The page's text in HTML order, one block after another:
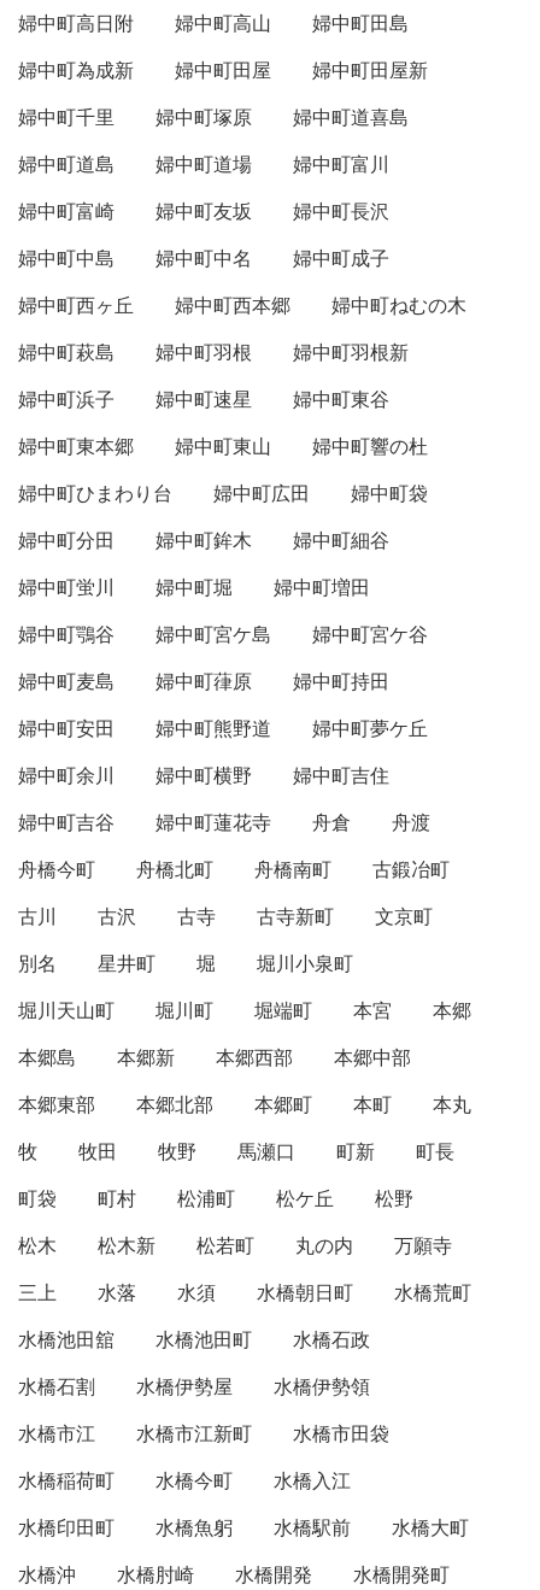
婦中町高日附
婦中町高山
婦中町田島
婦中町為成新
婦中町田屋
婦中町田屋新
婦中町千里
婦中町塚原
婦中町道喜島
婦中町道島
婦中町道場
婦中町富川
婦中町富崎
婦中町友坂
婦中町長沢
婦中町中島
婦中町中名
婦中町成子
婦中町西ヶ丘
婦中町西本郷
婦中町ねむの木
婦中町萩島
婦中町羽根
婦中町羽根新
婦中町浜子
婦中町速星
婦中町東谷
婦中町東本郷
婦中町東山
婦中町響の杜
婦中町ひまわり台
婦中町広田
婦中町袋
婦中町分田
婦中町鉾木
婦中町細谷
婦中町蛍川
婦中町堀
婦中町増田
婦中町鶚谷
婦中町宮ケ島
婦中町宮ケ谷
婦中町麦島
婦中町葎原
婦中町持田
婦中町安田
婦中町熊野道
婦中町夢ケ丘
婦中町余川
婦中町横野
婦中町吉住
婦中町吉谷
婦中町蓮花寺 舟倉
舟渡
舟橋今町
舟橋北町 舟橋南町
古鍛冶町
古川
古沢 古寺 古寺新町
文京町
別名
星井町 堀
堀川小泉町
堀川天山町
堀川町 堀端町 本宮
本郷
本郷島
本郷新 本郷西部
本郷中部
本郷東部
本郷北部 本郷町 本町
本丸
牧
牧田 牧野 馬瀬口 町新
町長
町袋
町村 松浦町 松ケ丘
松野
松木
松木新 松若町 丸の内
万願寺
三上
水落 水須 水橋朝日町
水橋荒町
水橋池田舘
水橋池田町
水橋石政
水橋石割
水橋伊勢屋
水橋伊勢領
水橋市江
水橋市江新町
水橋市田袋
水橋稲荷町
水橋今町
水橋入江
水橋印田町
水橋魚躬 水橋駅前
水橋大町
水橋沖
水橋肘崎 水橋開発
水橋開発町